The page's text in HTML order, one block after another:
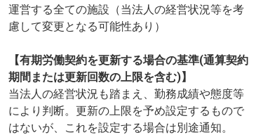
運営する全ての施設（当法人の経営状況等を考
慮して変更となる可能性あり）
【有期労働契約を更新する場合の基準(通算契約
期間または更新回数の上限を含む)】
当法人の経営状況も踏まえ、勤務成績や態度等
により判断。更新の上限を予め設定するもので
はないが、これを設定する場合は別途通知。